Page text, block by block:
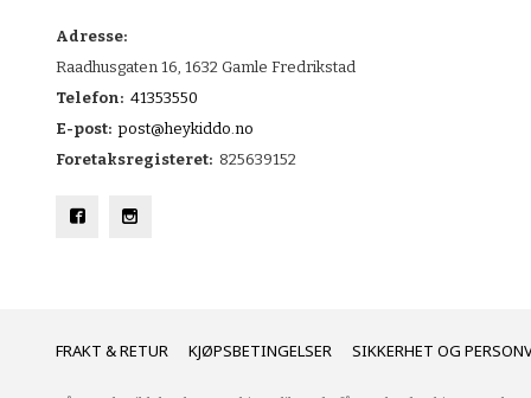
Adresse:
Raadhusgaten 16, 1632 Gamle Fredrikstad
Telefon: 41353550
E-post: post@heykiddo.no
Foretaksregisteret: 825639152
FRAKT KJØPSBETINGELSER SIKKERHET OG